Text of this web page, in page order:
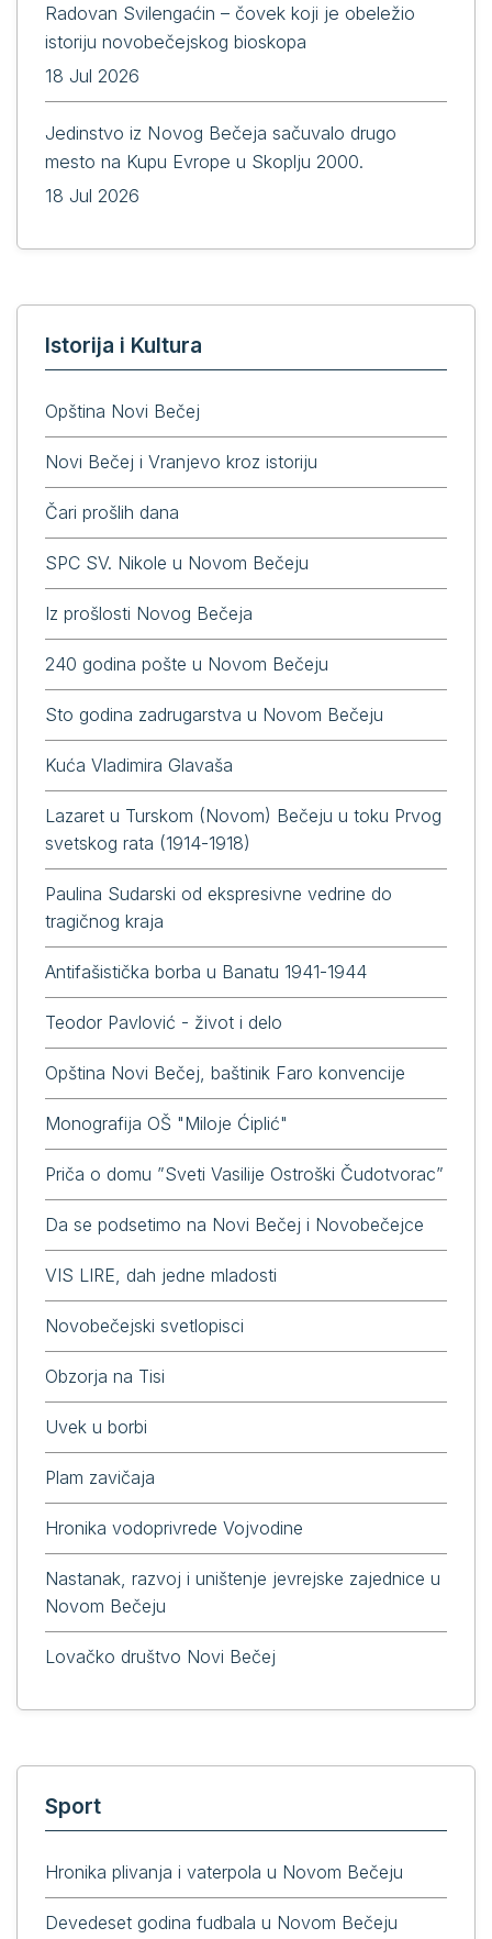
Radovan Svilengaćin – čovek koji je obeležio
istoriju novobečejskog bioskopa
18 Jul 2026
Jedinstvo iz Novog Bečeja sačuvalo drugo
mesto na Kupu Evrope u Skoplju 2000.
18 Jul 2026
Istorija i Kultura
Opština Novi Bečej
Novi Bečej i Vranjevo kroz istoriju
Čari prošlih dana
SPC SV. Nikole u Novom Bečeju
Iz prošlosti Novog Bečeja
240 godina pošte u Novom Bečeju
Sto godina zadrugarstva u Novom Bečeju
Kuća Vladimira Glavaša
Lazaret u Turskom (Novom) Bečeju u toku Prvog
svetskog rata (1914-1918)
Paulina Sudarski od ekspresivne vedrine do
tragičnog kraja
Antifašistička borba u Banatu 1941-1944
Теоdоr Pаvlović - živоt i dеlо
Opština Novi Bečej, baštinik Faro konvencije
Monografija OŠ "Miloje Ćiplić"
Priča o domu ”Sveti Vasilije Ostroški Čudotvorac”
Da se podsetimo na Novi Bečej i Novobečejce
VIS LIRE, dah jedne mladosti
Novobečejski svetlopisci
Obzorja na Tisi
Uvek u borbi
Plam zavičaja
Hronika vodoprivrede Vojvodine
Nastanak, razvoj i uništenje jevrejske zajednice u
Novom Bečeju
Lovačko društvo Novi Bečej
Sport
Hronika plivanja i vaterpola u Novom Bečeju
Devedeset godina fudbala u Novom Bečeju